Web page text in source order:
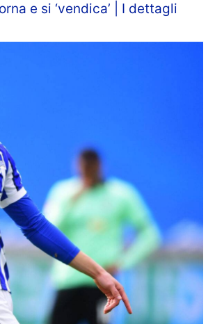
e si ‘vendica’ | I dettagli